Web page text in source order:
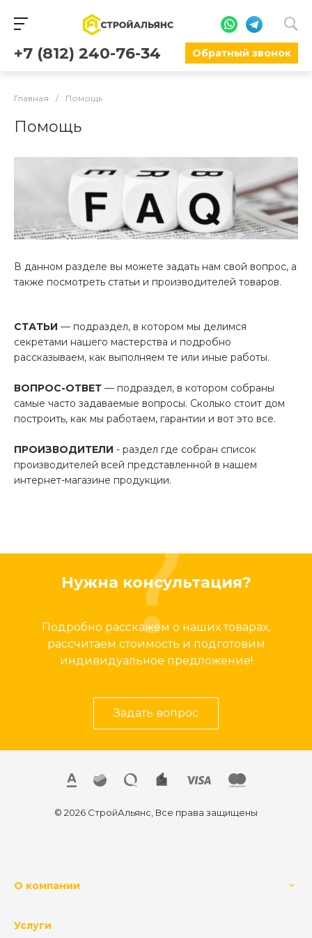
+7 (812) 240-76-34 Обратный звонок
Главная / Помощь
Помощь
В данном разделе вы можете задать нам свой вопрос, а
также посмотреть статьи и производителей товаров.
СТАТЬИ — подраздел, в котором мы делимся
секретами нашего мастерства и подробно
рассказываем, как выполняем те или иные работы.
ВОПРОС-ОТВЕТ — подраздел, в котором собраны
самые часто задаваемые вопросы. Сколько стоит дом
построить, как мы работаем, гарантии и вот это все.
ПРОИЗВОДИТЕЛИ - раздел где собран список
производителей всей представленной в нашем
интернет-магазине продукции.
Нужна консультация?
Подробно расскажем о наших товарах,
рассчитаем стоимость и подготовим
индивидуальное предложение!
Задать вопрос
© 2026 СтройАльянс, Все права защищены
О компании
Услуги